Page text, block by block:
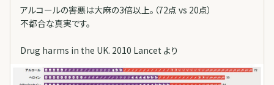
アルコールの害悪は大麻の3倍以上。（72点 vs 20点）
不都合な真実です。
Drug harms in the UK. 2010 Lancet より